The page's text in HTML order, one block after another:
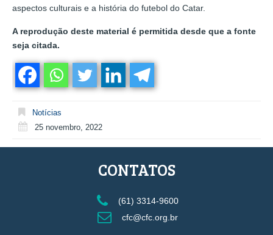
aspectos culturais e a história do futebol do Catar.
A reprodução deste material é permitida desde que a fonte
seja citada.
Notícias
25 novembro, 2022
CONTATOS
(61) 3314-9600
cfc@cfc.org.br